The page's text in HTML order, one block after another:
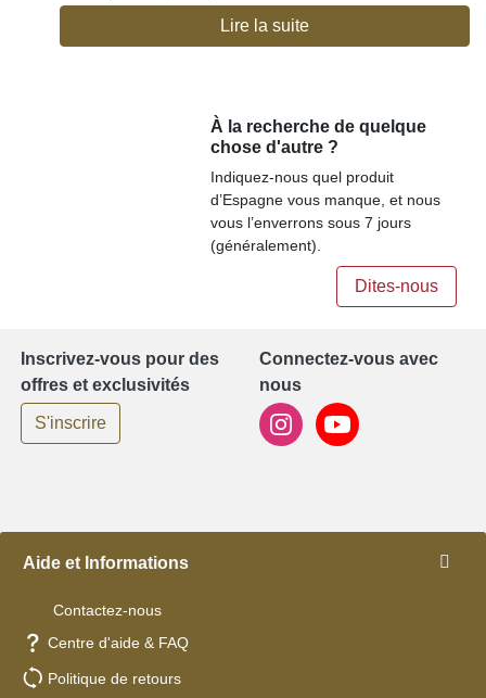
Lire la suite
À la recherche de quelque
chose d'autre ?
Indiquez-nous quel produit
d’Espagne vous manque, et nous
vous l’enverrons sous 7 jours
(généralement).
Dites-nous
Inscrivez-vous pour des
offres et exclusivités
S'inscrire
Connectez-vous avec
nous
Aide et Informations
Contactez-nous
Centre d'aide & FAQ
Politique de retours